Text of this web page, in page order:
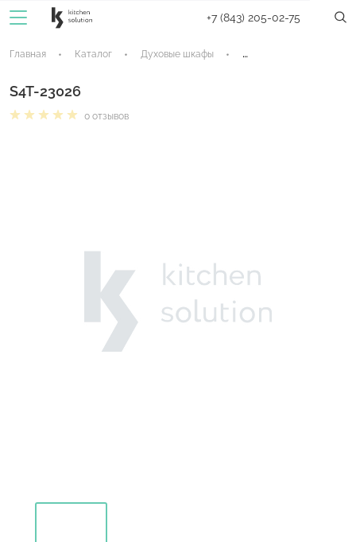
+7 (843) 205-02-75
Главная Каталог Духовые шкафы Электрические
S4T-23026
0 отзывов